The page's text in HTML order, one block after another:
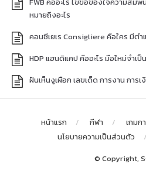
หมายถึงอะไร
คอนซีเยเร Consigliere คือใคร มีตำ
HDP แฮนดิแคป คืออะไร มือใหม่จำเ
ฝันเห็นงูเผือก เลขเด็ด การงาน การ
หน้าแรก กีฬา เกมก
นโยบายความเป็นส่วนตัว
© Copyright,